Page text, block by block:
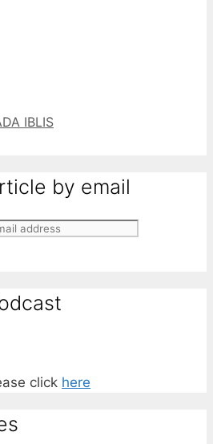
IBLIS
by email
click here